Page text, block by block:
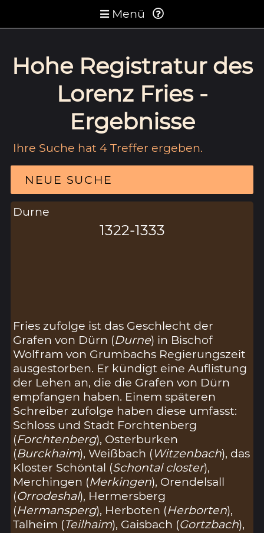
Menü
Hohe Registratur des
Lorenz Fries -
Ergebnisse
Ihre Suche hat 4 Treffer ergeben.
NEUE SUCHE
Durne
1322-1333
Fries zufolge ist das Geschlecht der
Grafen von Dürn (Durne) in Bischof
Wolfram von Grumbachs Regierungszeit
ausgestorben. Er kündigt eine Auflistung
der Lehen an, die die Grafen von Dürn
empfangen haben. Einem späteren
Schreiber zufolge haben diese umfasst:
Schloss und Stadt Forchtenberg
(Forchtenberg), Osterburken
(Burckhaim), Weißbach (Witzenbach), das
Kloster Schöntal (Schontal closter),
Merchingen (Merkingen), Orendelsall
(Orrodeshal), Hermersberg
(Hermansperg), Herboten (Herborten),
Talheim (Teilhaim), Gaisbach (Gortzbach),